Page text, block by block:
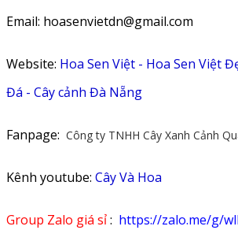
Email: hoasenvietdn@gmail.com
Website: Hoa Sen Việt - Hoa Sen Việt
Đá - Cây cảnh Đà Nẵng
Fanpage: Công ty TNHH Cây Xanh Cảnh
Kênh youtube: Cây Và Hoa
Group Zalo giá sỉ: https://zalo.me/g/